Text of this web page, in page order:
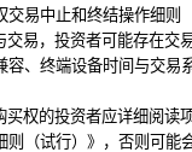
交易中止和终结操作细则
交易 ， 投资者可能存在交
容、 终端设备时间与交易
权的投资者应详细阅读
（试行） 》
，否则可能